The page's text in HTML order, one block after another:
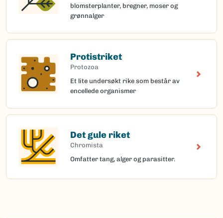
blomsterplanter, bregner, moser og
grønnalger
Protistriket
Protozoa
Et lite undersøkt rike som består av
encellede organismer
Det gule riket
Chromista
Omfatter tang, alger og parasitter.